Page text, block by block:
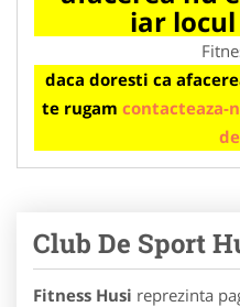
iar
daca doresti ca
te rugam contacteaza-
Club De Sport
Fitness Husi reprezinta